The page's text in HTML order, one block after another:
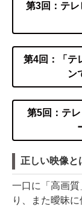
第3回：テ
第4回：「テ
ン
第5回：テ
正しい映像と
一口に「高画
り、また曖昧